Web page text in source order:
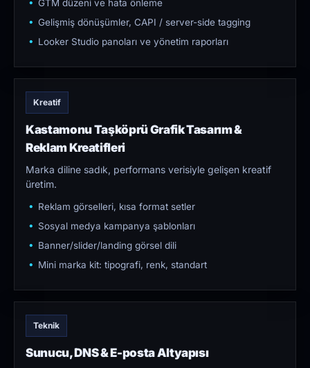
GTM düzeni ve hata önleme
Gelişmiş dönüşümler, CAPI / server-side tagging
Looker Studio panoları ve yönetim raporları
Kreatif
Kastamonu Taşköprü Grafik Tasarım &
Reklam Kreatifleri
Marka diline sadık, performans verisiyle gelişen kreatif
üretim.
Reklam görselleri, kısa format setler
Sosyal medya kampanya şablonları
Banner/slider/landing görsel dili
Mini marka kit: tipografi, renk, standart
Teknik
Sunucu, DNS & E-posta Altyapısı